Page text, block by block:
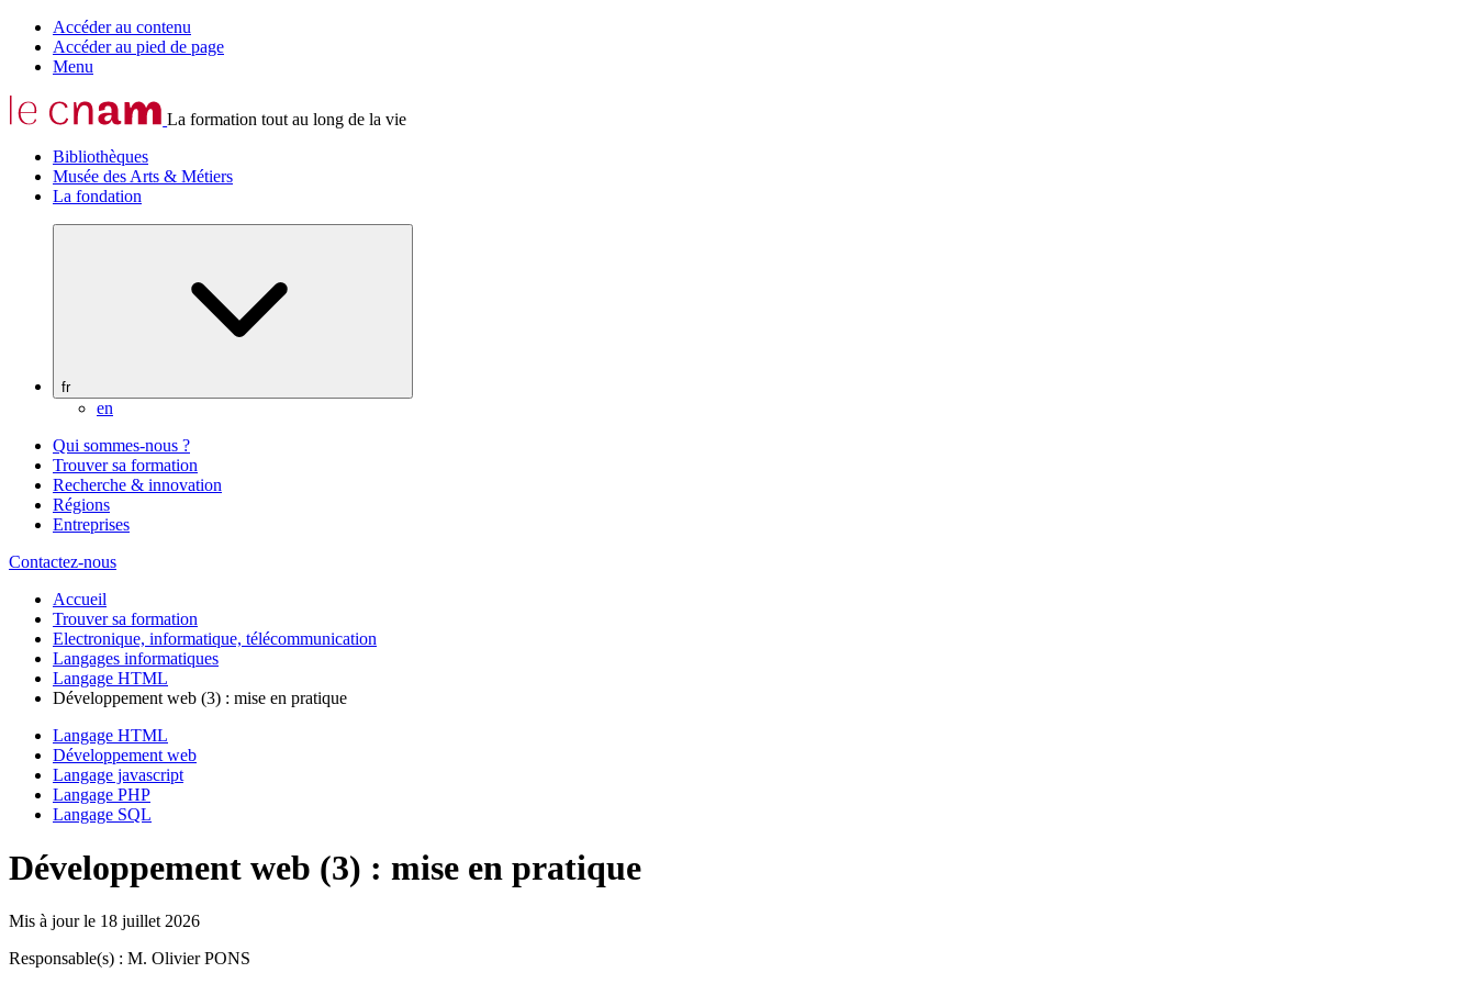
Accéder au contenu
Accéder au pied de page
Menu
La formation tout au long de la vie
Bibliothèques
Musée des Arts & Métiers
La fondation
fr
en
Qui sommes-nous ?
Trouver sa formation
Recherche & innovation
Régions
Entreprises
Contactez-nous
Accueil
Trouver sa formation
Electronique, informatique, télécommunication
Langages informatiques
Langage HTML
Développement web (3) : mise en pratique
Langage HTML
Développement web
Langage javascript
Langage PHP
Langage SQL
Développement web (3) : mise en pratique
Mis à jour le 18 juillet 2026
Responsable(s) : M. Olivier PONS